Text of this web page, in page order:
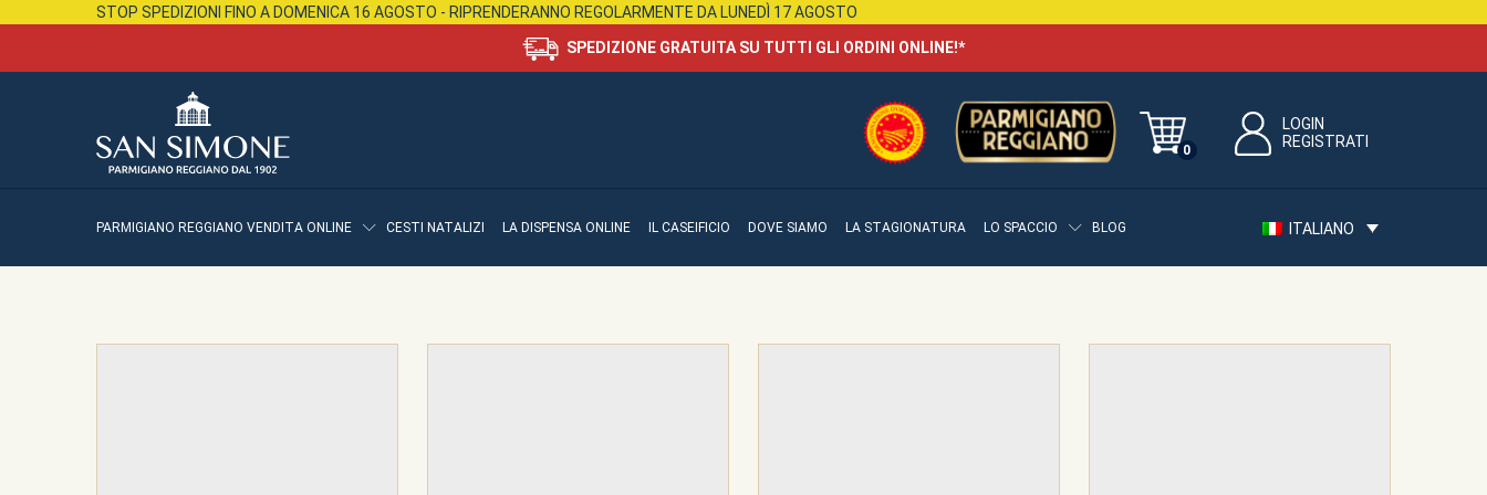
STOP SPEDIZIONI FINO A DOMENICA 16 AGOSTO - RIPRENDERANNO REGOLARMENTE DA LUNEDÌ 17 AGOSTO
SPEDIZIONE GRATUITA SU TUTTI GLI ORDINI ONLINE!*
0
LOGIN
REGISTRATI
PARMIGIANO REGGIANO VENDITA ONLINE CESTI NATALIZI LA DISPENSA ONLINE IL CASEIFICIO DOVE SIAMO LA STAGIONATURA LO SPACCIO BLOG ITALIANO